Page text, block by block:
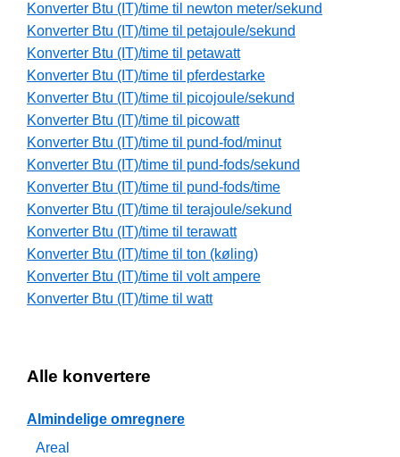
Konverter Btu (IT)/time til newton meter/sekund
Konverter Btu (IT)/time til petajoule/sekund
Konverter Btu (IT)/time til petawatt
Konverter Btu (IT)/time til pferdestarke
Konverter Btu (IT)/time til picojoule/sekund
Konverter Btu (IT)/time til picowatt
Konverter Btu (IT)/time til pund-fod/minut
Konverter Btu (IT)/time til pund-fods/sekund
Konverter Btu (IT)/time til pund-fods/time
Konverter Btu (IT)/time til terajoule/sekund
Konverter Btu (IT)/time til terawatt
Konverter Btu (IT)/time til ton (køling)
Konverter Btu (IT)/time til volt ampere
Konverter Btu (IT)/time til watt
Alle konvertere
Almindelige omregnere
Areal